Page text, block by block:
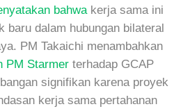
bahwakerja sama ini
baru dalam hubungan bilateral
PM Takaichi menambahkan
PM Starmerterhadap GCAP
signifikan karena proyek
kerja sama pertahanan